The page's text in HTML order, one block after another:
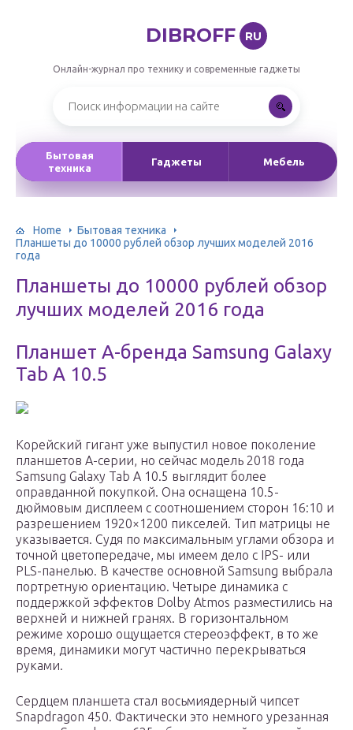
DIBROFF RU
Онлайн-журнал про технику и современные гаджеты
Бытовая
техника
Гаджеты Мебель
Home
Бытовая техника
Планшеты до 10000 рублей обзор лучших моделей 2016
года
Планшеты до 10000 рублей обзор
лучших моделей 2016 года
Планшет A-бренда Samsung Galaxy
Tab A 10.5
Корейский гигант уже выпустил новое поколение
планшетов A-серии, но сейчас модель 2018 года
Samsung Galaxy Tab A 10.5 выглядит более
оправданной покупкой. Она оснащена 10.5-
дюймовым дисплеем с соотношением сторон 16:10 и
разрешением 1920×1200 пикселей. Тип матрицы не
указывается. Судя по максимальным углами обзора и
точной цветопередаче, мы имеем дело с IPS- или
PLS-панелью. В качестве основной Samsung выбрала
портретную ориентацию. Четыре динамика с
поддержкой эффектов Dolby Atmos разместились на
верхней и нижней гранях. В горизонтальном
режиме хорошо ощущается стереоэффект, в то же
время, динамики могут частично перекрываться
руками.
Сердцем планшета стал восьмиядерный чипсет
Snapdragon 450. Фактически это немного урезанная